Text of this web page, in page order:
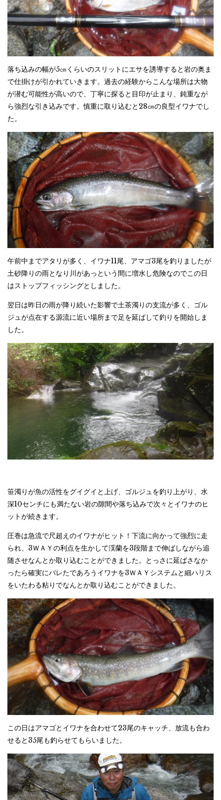
落ち込みの幅が5㎝くらいのスリットにエサを誘導すると岩の奥ま
で仕掛けが引かれていきます。過去の経験からこんな場所は大物
が潜む可能性が高いので、丁寧に探ると目印が止まり、鈍重なが
ら強烈な引き込みです。慎重に取り込むと28㎝の良型イワナでし
た。
午前中までアタリが多く、イワナ11尾、アマゴ3尾を釣りましたが
土砂降りの雨となり川があっという間に増水し危険なのでこの日
はストップフィッシングとしました。
翌日は昨日の雨が降り続いた影響で土茶濁りの支流が多く、ゴル
ジュが点在する源流に近い場所まで足を延ばして釣りを開始しま
した。
笹濁りが魚の活性をグイグイと上げ、ゴルジュを釣り上がり、水
深10センチにも満たない岩の隙間や落ち込みで次々とイワナのヒ
ットが続きます。
圧巻は急流で尺超えのイワナがヒット！下流に向かって強烈に走
られ、3ＷＡＹの利点を生かして渓蘭を3段階まで伸ばしながら追
随させなんとか取り込むことができました。とっさに延ばさなか
ったら確実にバレたであろうイワナを3ＷＡＹシステムと細ハリス
をいたわる粘りでなんとか取り込むことができました。
この日はアマゴとイワナを合わせて23尾のキャッチ、放流も合わ
せると35尾も釣らせてもらいました。